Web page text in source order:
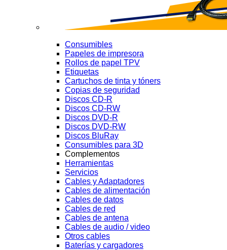
Consumibles
Papeles de impresora
Rollos de papel TPV
Etiquetas
Cartuchos de tinta y tóners
Copias de seguridad
Discos CD-R
Discos CD-RW
Discos DVD-R
Discos DVD-RW
Discos BluRay
Consumibles para 3D
Complementos
Herramientas
Servicios
Cables y Adaptadores
Cables de alimentación
Cables de datos
Cables de red
Cables de antena
Cables de audio / video
Otros cables
Baterías y cargadores